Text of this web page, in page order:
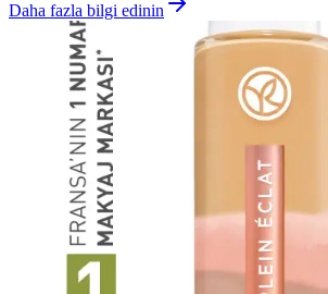
Daha fazla bilgi edinin